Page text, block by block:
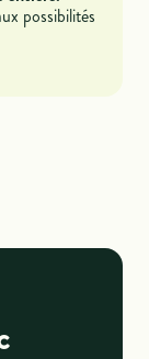
possibilités